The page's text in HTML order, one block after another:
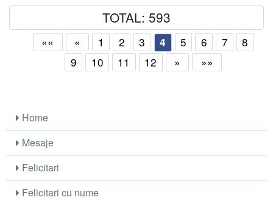
TOTAL: 593
«« « 1 2 3 4 5 6 7
8
9
10 11 12 » »»
Home
Mesaje
Felicitari
Felicitari cu nume